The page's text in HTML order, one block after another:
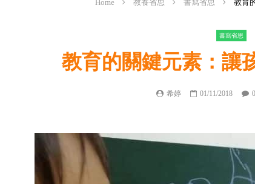
Home 教養省思 書寫省思 教育
書寫省思
教育的關鍵元素：讓
希婷 01/11/2018 0